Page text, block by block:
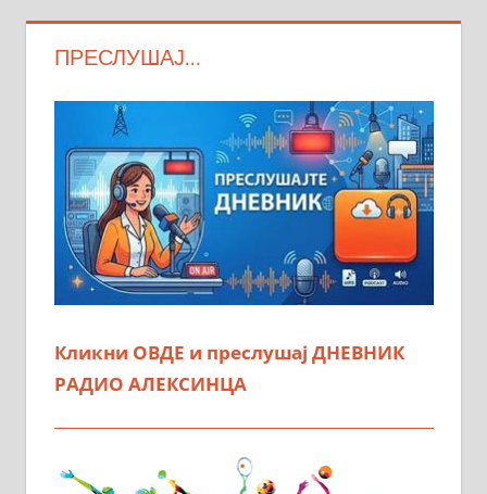
ПРЕСЛУШАЈ…
Кликни ОВДЕ и преслушај ДНЕВНИК
РАДИО АЛЕКСИНЦА